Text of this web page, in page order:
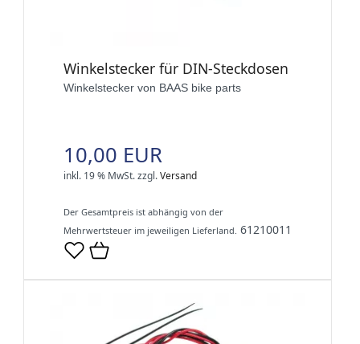
Winkelstecker für DIN-Steckdosen
Winkelstecker von BAAS bike parts
10,00 EUR
inkl. 19 % MwSt.zzgl.Versand
Der Gesamtpreis ist abhängig von der
Mehrwertsteuer im jeweiligen Lieferland. 61210011